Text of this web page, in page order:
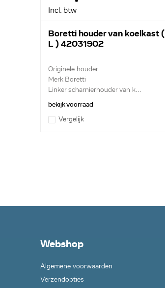
Incl. btw
Boretti houder van koelkast (
L ) 42031902
Originele houder
Merk Boretti
Linker scharnierhouder van k...
bekijk voorraad
Vergelijk
Webshop
Algemene voorwaarden
Verzendopties